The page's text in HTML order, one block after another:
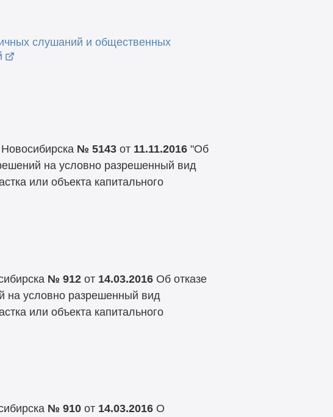
слушаний и общественных
№ 5143 от 11.11.2016 "Об
на условно разрешенный вид
или объекта капитального
№ 912от 14.03.2016 Об отказе
на условно разрешенный вид
или объекта капитального
№ 910от 14.03.2016 О